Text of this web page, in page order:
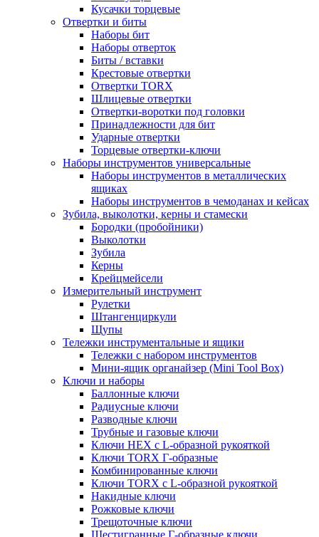
Кусачки торцевые
Отвертки и биты
Наборы бит
Наборы отверток
Биты / вставки
Крестовые отвертки
Отвертки TORX
Шлицевые отвертки
Отвертки-воротки под головки
Принадлежности для бит
Ударные отвертки
Торцевые отвертки-ключи
Наборы инструментов универсальные
Наборы инструментов в металлических
ящиках
Наборы инструментов в чемоданах и кейсах
Зубила, выколотки, керны и стамески
Бородки (пробойники)
Выколотки
Зубила
Керны
Крейцмейсели
Измерительный инструмент
Рулетки
Штангенциркули
Щупы
Тележки инструментальные и ящики
Тележки с набором инструментов
Мини-ящик органайзер (Mini Tool Box)
Ключи и наборы
Баллонные ключи
Радиусные ключи
Разводные ключи
Трубные и газовые ключи
Ключи HEX с L-образной рукояткой
Ключи TORX Г-образные
Комбинированные ключи
Ключи TORX с L-образной рукояткой
Накидные ключи
Рожковые ключи
Трещоточные ключи
Шестигранные Г-образные ключи